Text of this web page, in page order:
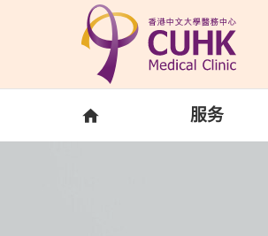
Skip to main content
主页 服务